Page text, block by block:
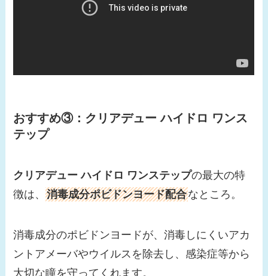
おすすめ③：クリアデュー ハイドロ ワンス
テップ
クリアデュー ハイドロ ワンステップの最大の特
徴は、消毒成分ポビドンヨード配合なところ。
消毒成分のポビドンヨードが、消毒しにくいアカ
ントアメーバやウイルスを除去し、感染症等から
大切な瞳を守ってくれます。